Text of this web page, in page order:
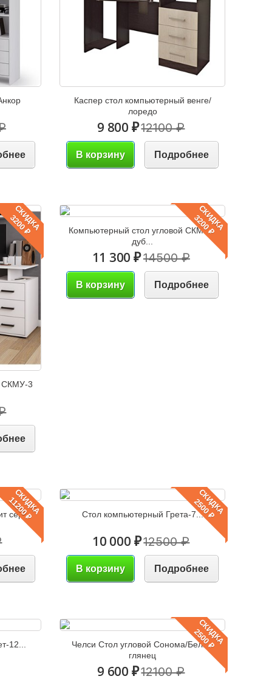
Каспер стол компьютерный венге/
лоредо
9 800 ₽12100 ₽
В корзину Подробнее
СКИДКА
3200 ₽
СКМУ-3
СКИДКА
3200 ₽
Компьютерный стол угловой СКМУ-3
дуб...
11 300 ₽14500 ₽
В корзину Подробнее
СКИДКА
11200 ₽
серый СКИДКА
2500 ₽
Стол компьютерный Грета-7...
10 000 ₽12500 ₽
В корзину Подробнее
12... СКИДКА
2500 ₽
Челси Стол угловой Сонома/Белый
глянец
9 600 ₽12100 ₽